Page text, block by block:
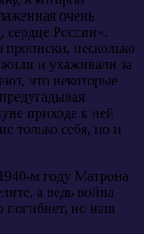
очень
сердце России».
прописки, несколько
жили и ухаживали за
что некоторые
прихода к ней
только себя, но и
м году Матрона
а ведь война
погибнет, но наш